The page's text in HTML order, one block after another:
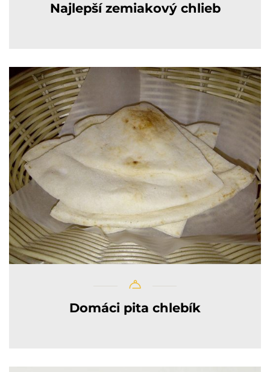
Najlepší zemiakový chlieb
Domáci pita chlebík